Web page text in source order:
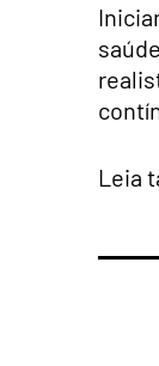
Leia